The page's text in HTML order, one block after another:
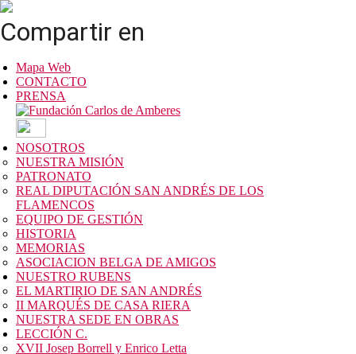
Compartir en
Mapa Web
CONTACTO
PRENSA
NOSOTROS
NUESTRA MISIÓN
PATRONATO
REAL DIPUTACIÓN SAN ANDRÉS DE LOS
FLAMENCOS
EQUIPO DE GESTIÓN
HISTORIA
MEMORIAS
ASOCIACION BELGA DE AMIGOS
NUESTRO RUBENS
EL MARTIRIO DE SAN ANDRÉS
II MARQUÉS DE CASA RIERA
NUESTRA SEDE EN OBRAS
LECCIÓN C.
XVII Josep Borrell y Enrico Letta